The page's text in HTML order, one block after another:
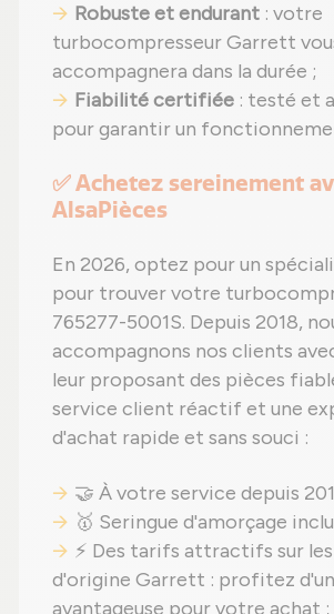
Robuste et endurant : votre
turbocompresseur Garrett
accompagnera dans la durée ;
Fiabilité certifiée : testé et
pour garantir un
✅ Achetez sereinement
AlsaPièces
En 2026, optez pour un
pour trouver votre
765277-5001S. Depuis 2018,
accompagnons nos clients
leur proposant des pièces
service client réactif et une
d'achat rapide et sans souci :
🤝 À votre service depuis
🥇 Seringue d'amorçage
⚡ Des tarifs attractifs sur
d'origine Garrett : profitez
avantageuse pour votre achat ;